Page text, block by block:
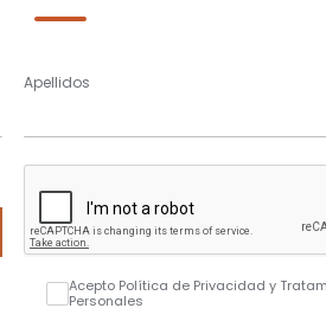
Apellidos
Acepto Política de Privacidad y
Personales